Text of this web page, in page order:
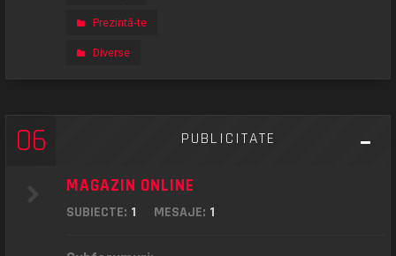
Prezintă-te
Diverse
06 PUBLICITATE
MAGAZIN ONLINE
SUBIECTE: 1 MESAJE: 1